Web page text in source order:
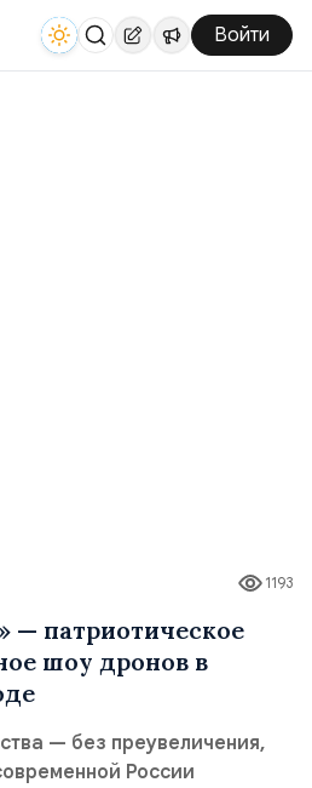
Войти
1193
— патриотическое
шоу дронов в
— без преувеличения,
России